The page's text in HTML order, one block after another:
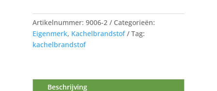
in
nieuwe
gesealde
jerrycan
Artikelnummer:9006-2
Categorieën:
Eigenmerk, Kachelbrandstof
Tag:
kachelbrandstof
Beschrijving